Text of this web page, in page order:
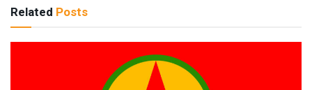
Related Posts